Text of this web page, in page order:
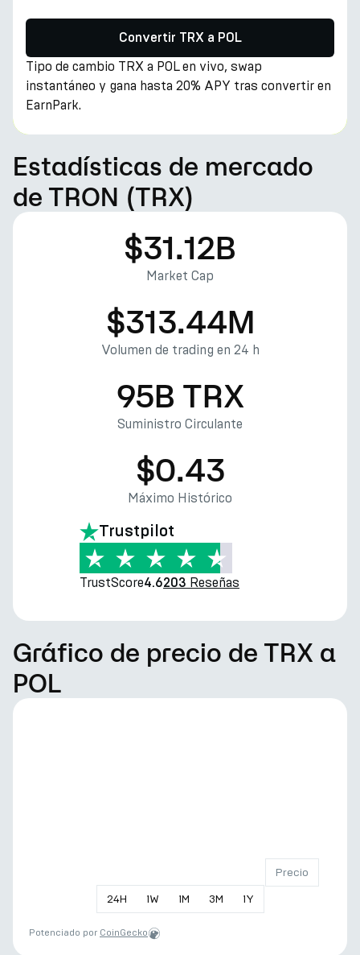
Convertir TRX a POL
Tipo de cambio TRX a POL en vivo, swap
instantáneo y gana hasta 20% APY tras convertir en
EarnPark.
Estadísticas de mercado
de TRON (TRX)
$31.12B
Market Cap
$313.44M
Volumen de trading en 24 h
95B TRX
Suministro Circulante
$0.43
Máximo Histórico
Trustpilot
TrustScore4.6203 Reseñas
Gráfico de precio de TRX a
POL
24H 1W 1M 3M 1Y
Precio
Potenciado por CoinGecko